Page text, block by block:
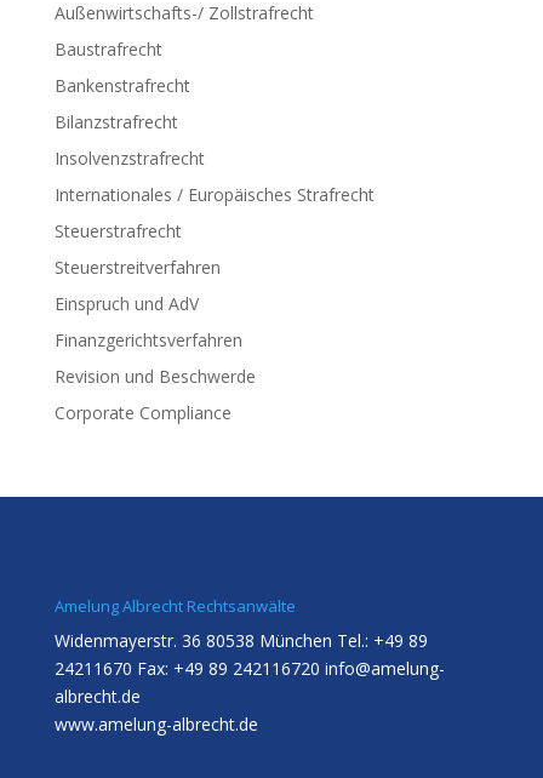
Außenwirtschafts-/ Zollstrafrecht
Baustrafrecht
Bankenstrafrecht
Bilanzstrafrecht
Insolvenzstrafrecht
Internationales / Europäisches Strafrecht
Steuerstrafrecht
Steuerstreitverfahren
Einspruch und AdV
Finanzgerichtsverfahren
Revision und Beschwerde
Corporate Compliance
Amelung Albrecht Rechtsanwälte
Widenmayerstr. 36 80538 München Tel.: +49 89
24211670 Fax: +49 89 242116720 info@amelung-
albrecht.de
www.amelung-albrecht.de